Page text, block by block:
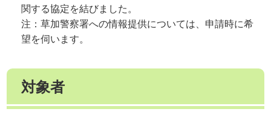
関する協定を結びました。
注：草加警察署への情報提供については、申請時に希
望を伺います。
対象者